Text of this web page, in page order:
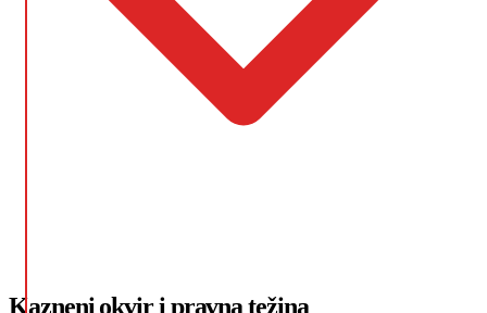
Kazneni okvir i pravna težina